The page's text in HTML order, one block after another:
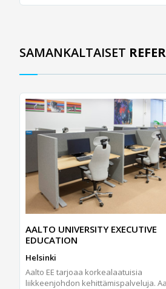
SAMANKALTAISET
AALTO UNIVERSITY EXECUTIVE
EDUCATION
Helsinki
Aalto EE tarjoaa korkealaatuisia
liikkeenjohdon kehittämispalveluja.